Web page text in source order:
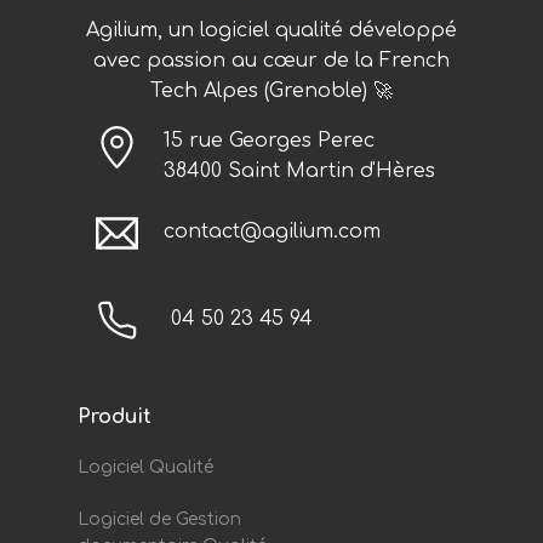
Agilium, un logiciel qualité développé
avec passion au cœur de la French
Tech Alpes (Grenoble) 🚀
contact@agilium.com
15 rue Georges Perec
38400 Saint Martin d'Hères
04 50 23 45 94
Produit
Logiciel Qualité
Logiciel de Gestion